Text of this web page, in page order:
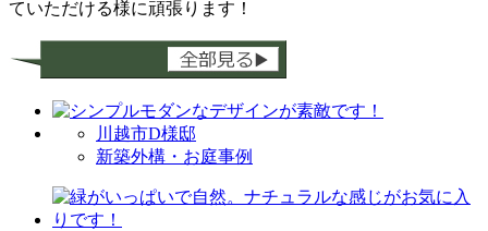
ていただける様に頑張ります！
川越市D様邸
新築外構・お庭事例